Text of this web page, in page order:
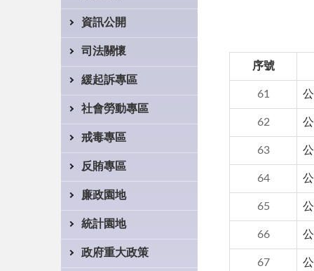
資訊公開
司法關懷
緩起訴專區
社會勞動專區
戒毒專區
反賄專區
廉政園地
統計園地
政府重大政策
序號
61
62
63
64
65
66
67